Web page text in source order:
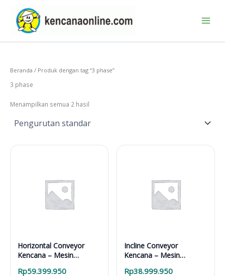
konten
Beranda / Produk dengan tag “3 phase”
3 phase
Menampilkan semua 2 hasil
Horizontal Conveyor
Kencana – Mesin
Rp59.399.950
Incline Conveyor
Kencana – Mesin
Rp38.999.950